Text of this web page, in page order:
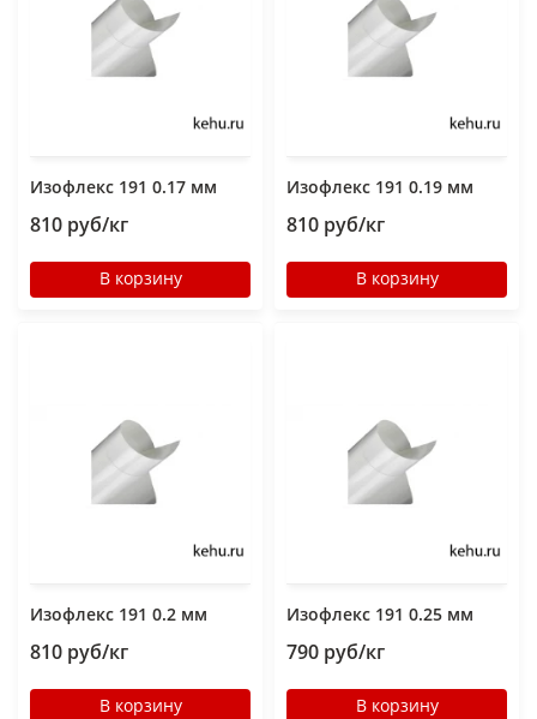
Изофлекс 191 0.17 мм
810 руб/кг
В корзину
Изофлекс 191 0.19 мм
810 руб/кг
В корзину
Изофлекс 191 0.2 мм
810 руб/кг
В корзину
Изофлекс 191 0.25 мм
790 руб/кг
В корзину